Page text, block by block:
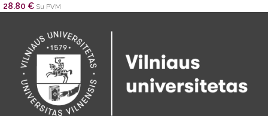
28.80 € Su PVM